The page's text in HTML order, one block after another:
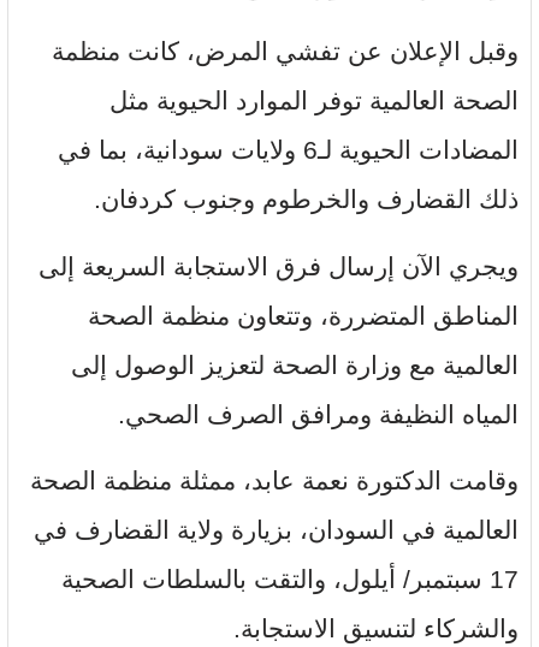
وقبل الإعلان عن تفشي المرض، كانت منظمة
الصحة العالمية توفر الموارد الحيوية مثل
المضادات الحيوية لـ6 ولايات سودانية، بما في
ذلك القضارف والخرطوم وجنوب كردفان.
ويجري الآن إرسال فرق الاستجابة السريعة إلى
المناطق المتضررة، وتتعاون منظمة الصحة
العالمية مع وزارة الصحة لتعزيز الوصول إلى
المياه النظيفة ومرافق الصرف الصحي.
وقامت الدكتورة نعمة عابد، ممثلة منظمة الصحة
العالمية في السودان، بزيارة ولاية القضارف في
17 سبتمبر/ أيلول، والتقت بالسلطات الصحية
والشركاء لتنسيق الاستجابة.